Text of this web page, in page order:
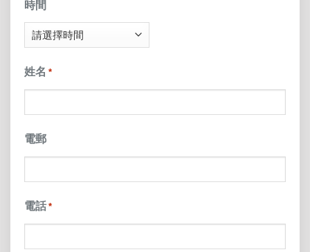
slash
DD
YYYY
時間
姓名 *
電郵
電話 *